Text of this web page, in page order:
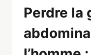
Perdre la